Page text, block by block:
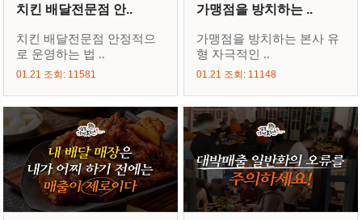
치킨 배달전문점 안..
치킨 배달전문점 안정적으
로 운영하는 법 ..
01.21 조회: 11581
가맹점을 방치하는 ..
가맹점을 방치하는 본사 유
형 자극적인 ..
01.21 조회: 11148